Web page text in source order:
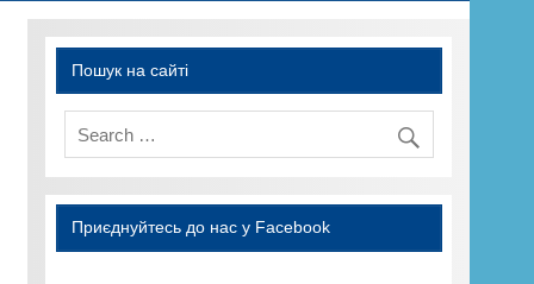
Пошук на сайті
Приєднуйтесь до нас у Facebook